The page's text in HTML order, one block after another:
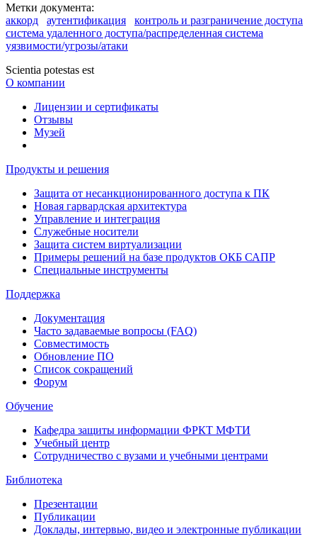
Метки документа:
аккорд
аутентификация
контроль и разграничение доступа
система удаленного доступа/распределенная система
уязвимости/угрозы/атаки
Scientia potestas est
О компании
Лицензии и сертификаты
Отзывы
Музей
Продукты и решения
Защита от несанкционированного доступа к ПК
Новая гарвардская архитектура
Управление и интеграция
Служебные носители
Защита систем виртуализации
Примеры решений на базе продуктов ОКБ САПР
Специальные инструменты
Поддержка
Документация
Часто задаваемые вопросы (FAQ)
Совместимость
Обновление ПО
Список сокращений
Форум
Обучение
Кафедра защиты информации ФРКТ МФТИ
Учебный центр
Сотрудничество с вузами и учебными центрами
Библиотека
Презентации
Публикации
Доклады, интервью, видео и электронные публикации